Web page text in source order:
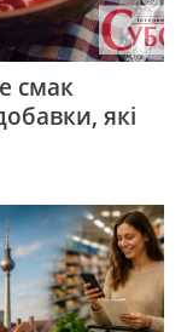
смак
які